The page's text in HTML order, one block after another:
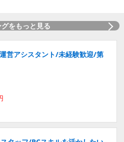
をもっと見る
営アシスタント/未経験歓迎/第